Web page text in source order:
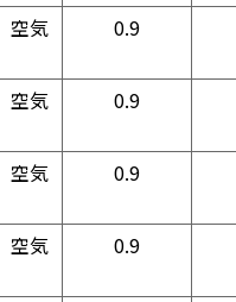
空気 0.9
空気 0.9
空気 0.9
空気 0.9